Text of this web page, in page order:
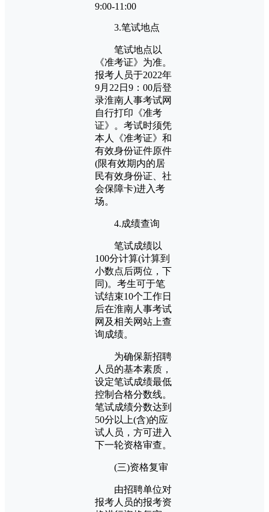
9:00-11:00
3.笔试地点
笔试地点以
《准考证》为准。
报考人员于2022年
9月22日9：00后登
录淮南人事考试网
自行打印《准考
证》。考试时须凭
本人《准考证》和
有效身份证件原件
(限有效期内的居
民有效身份证、社
会保障卡)进入考
场。
4.成绩查询
笔试成绩以
100分计算(计算到
小数点后两位，下
同)。考生可于笔
试结束10个工作日
后在淮南人事考试
网及相关网站上查
询成绩。
为确保新招聘
人员的基本素质，
设定笔试成绩最低
控制合格分数线。
笔试成绩分数达到
50分以上(含)的应
试人员，方可进入
下一轮资格审查。
(三)资格复审
由招聘单位对
报考人员的报考资